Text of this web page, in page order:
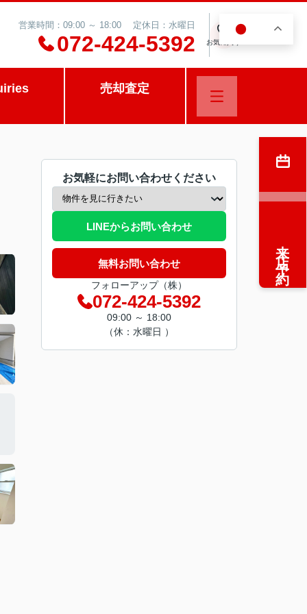
営業時間：09:00 ～ 18:00 定休日：水曜日
072-424-5392 お気に入り
売却査定
お気軽にお問い合わせください
LINEからお問い合わせ
無料お問い合わせ
フォローアップ（株）
072-424-5392
09:00 ～ 18:00
（休：水曜日 ）
来店予約